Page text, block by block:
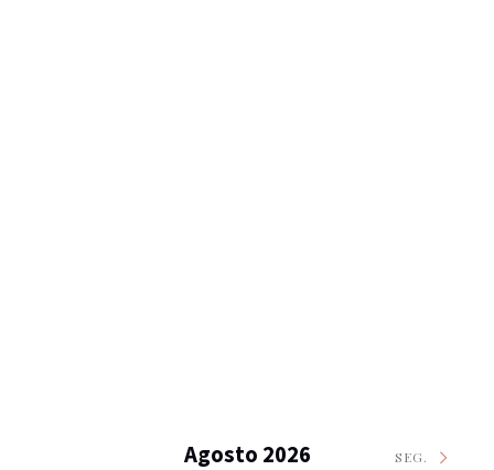
Agosto 2026 SEG.